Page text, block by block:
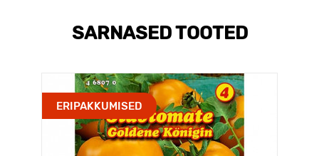
SARNASED TOOTED
ERIPAKKUMISED